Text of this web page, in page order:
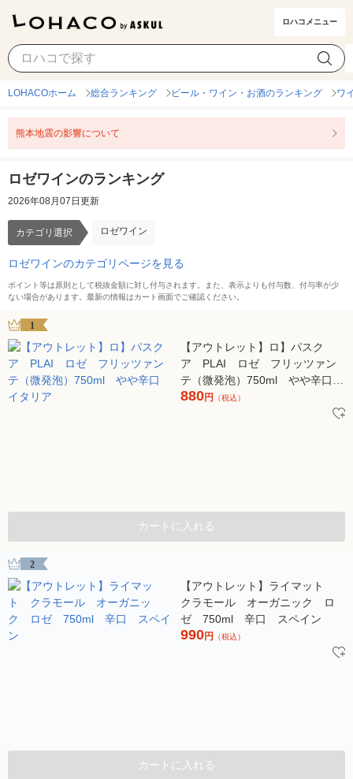
ロハコメニュー
ロゼワイン カテゴリ選択
LOHACOホーム 総合ランキング ビール・ワイン・お酒のランキング ワ
熊本地震の影響について
ロゼワインのランキング
2026年08月07日更新
カテゴリ選択 ロゼワイン
ロゼワインのカテゴリページを見る
ポイント等は原則として税抜金額に対し付与されます。また、表示よりも付与数、付与率が少
ない場合があります。最新の情報はカート画面でご確認ください。
1
【アウトレット】ロ】パスク
ア PLAI ロゼ フリッツァン
テ（微発泡）750ml やや辛口
イタリア
880円 （税込）
カートに入れる
2
【アウトレット】ライマット
クラモール オーガニック ロ
ゼ 750ml 辛口 スペイン
990円 （税込）
カートに入れる